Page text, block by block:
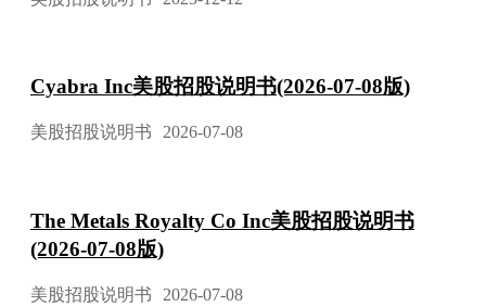
Cyabra Inc美股招股说明书(2026-07-08版)
美股招股说明书 2026-07-08
The Metals Royalty Co Inc美股招股说明书
(2026-07-08版)
美股招股说明书 2026-07-08